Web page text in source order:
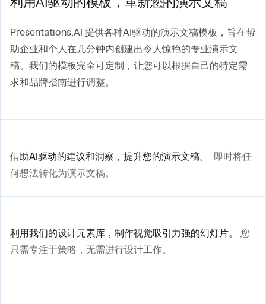
Presentations.AI 提供各种AI驱动的演示文稿模板，旨在帮
助企业和个人在几分钟内创建出令人惊艳的专业演示文
稿。我们的模板完全可定制，让您可以根据自己的特定需
求和品牌指南进行调整。
借助AI驱动的建议和洞察，提升您的演示文稿。
即时将任
何想法转化为演示文稿。
利用我们的设计元素库，制作视觉吸引力强的幻灯片。
您
只需专注于策略，无需进行设计工作。